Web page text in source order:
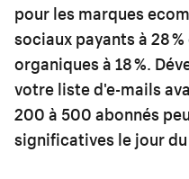
pour les marques
sociaux payants à 28
organiques à 18 %.
votre liste d'e-mails
200 à 500 abonnés
significatives le jour